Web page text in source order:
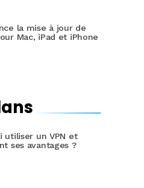
la mise à jour de
Mac, iPad et iPhone
utiliser un VPN et
ses avantages ?